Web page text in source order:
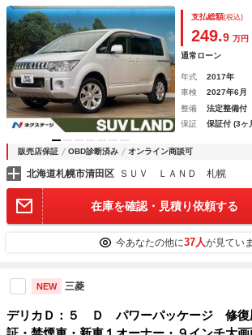
ア ＡＣ１００Ｖ電源 シートヒーター Ｅ
ドライト フォグランプ パドルシフト
支払総額(税込)
249.9 万円
通常ローン
年式 2017年
車検
2027年6月
整備
法定整備付
保証
保証付 (3ヶ
販売店保証 OBD診断済み オンライン商談可
北海道札幌市清田区 ＳＵＶ ＬＡＮＤ 札幌
在庫を確認・見積り依頼する
今あなたの他に37人が見てい
NEW 三菱
デリカＤ：５ Ｄ パワーパッケージ 修復